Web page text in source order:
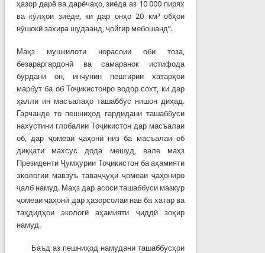
ҳазор дарё ва дарёчаҳо, зиёда аз 10 000 пирях
ва кӯлҳои зиёде, ки дар онҳо 20 км³ обҳои
нӯшокӣ захира шудаанд, ҷойгир мебошанд”.
Маҳз мушкилоти норасоии оби тоза,
безараргардонӣ ва самаранок истифода
бурдани он, инчунин пешгирии хатарҳои
марбут ба об Тоҷикистонро водор сохт, ки дар
ҳалли ин масъалаҳо ташаббус нишон диҳад.
Гарчанде то пешниҳод гардидани ташаббуси
нахустини глобалии Тоҷикистон дар масъалаи
об, дар ҷомеаи ҷаҳонӣ низ ба масъалаи об
диққати махсус дода мешуд, вале маҳз
Президенти Ҷумҳурии Тоҷикистон ба аҳамияти
экологии мавзӯъ таваҷҷуҳи ҷомеаи ҷаҳониро
ҷалб намуд. Маҳз дар асоси ташаббуси мазкур
ҷомеаи ҷаҳонӣ дар ҳазорсолаи нав ба хатар ва
таҳдидҳои экологӣ аҳамияти ҷиддӣ зоҳир
намуд.
Баъд аз пешниҳод намудани ташаббусҳои